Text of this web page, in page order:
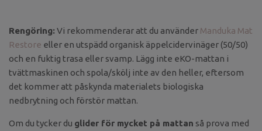
Rengöring: Vi rekommenderar att du använder Manduka Mat
Restore eller en utspädd organisk äppelcidervinäger (50/50)
och en fuktig trasa eller svamp. Lägg inte eKO-mattan i
tvättmaskinen och spola/skölj inte av den heller, eftersom
det kommer att påskynda materialets biologiska
nedbrytning och förstör mattan.
Om du tycker du glider för mycket på mattan så prova med